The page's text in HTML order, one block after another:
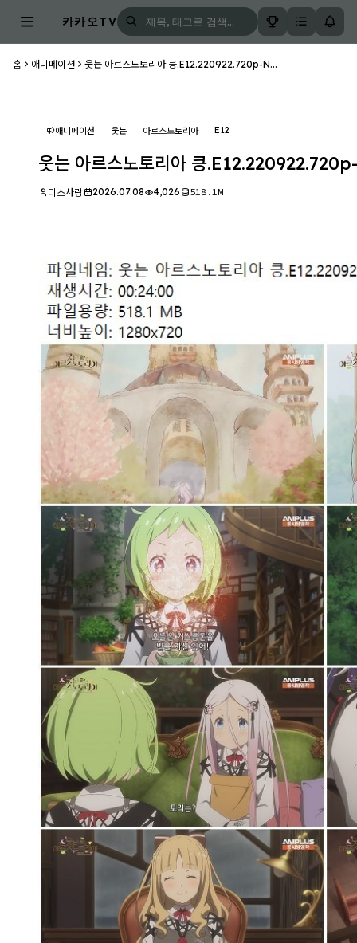
카카오TV
홈 애니메이션 웃는 아르스노토리아 킁.E12.220922.720p-N...
애니메이션 웃는 아르스노토리아 E12
웃는 아르스노토리아 킁
디스사랑 2026.07.08 4,026 518.1M